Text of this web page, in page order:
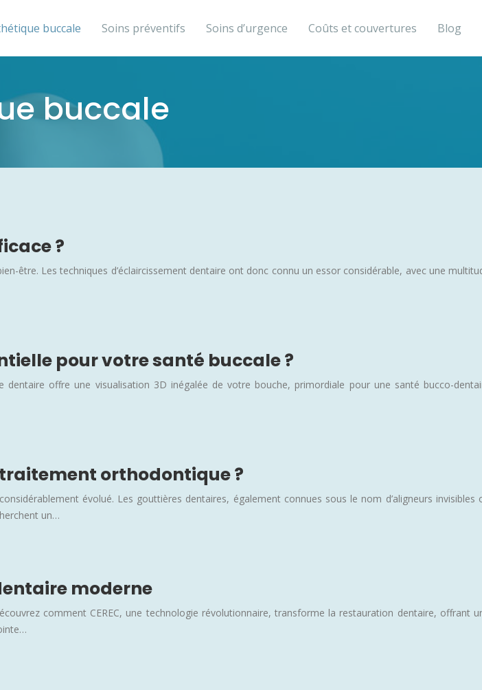
buccale Soins préventifs Soins d’urgence Coûts et couvertures Blog
buccale
?
être. Les techniques d’éclaircissement dentaire ont donc connu un essor considérable, avec une
pour votre santé buccale ?
dentaire offre une visualisation 3D inégalée de votre bouche, primordiale pour une santé bucco-
orthodontique ?
évolué. Les gouttières dentaires, également connues sous le nom d’aligneurs invisibles
un…
moderne
comment CEREC, une technologie révolutionnaire, transforme la restauration dentaire, offrant